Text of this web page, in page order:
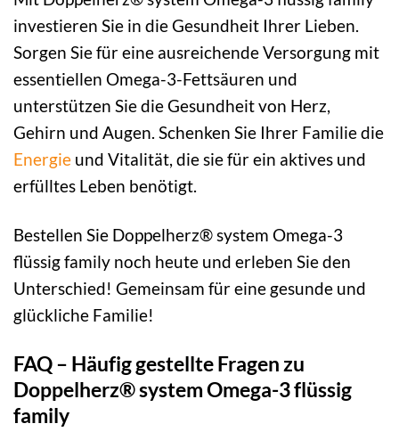
investieren Sie in die Gesundheit Ihrer Lieben.
Sorgen Sie für eine ausreichende Versorgung mit
essentiellen Omega-3-Fettsäuren und
unterstützen Sie die Gesundheit von Herz,
Gehirn und Augen. Schenken Sie Ihrer Familie die
Energie und Vitalität, die sie für ein aktives und
erfülltes Leben benötigt.
Bestellen Sie Doppelherz® system Omega-3
flüssig family noch heute und erleben Sie den
Unterschied! Gemeinsam für eine gesunde und
glückliche Familie!
FAQ – Häufig gestellte Fragen zu
Doppelherz® system Omega-3 flüssig
family